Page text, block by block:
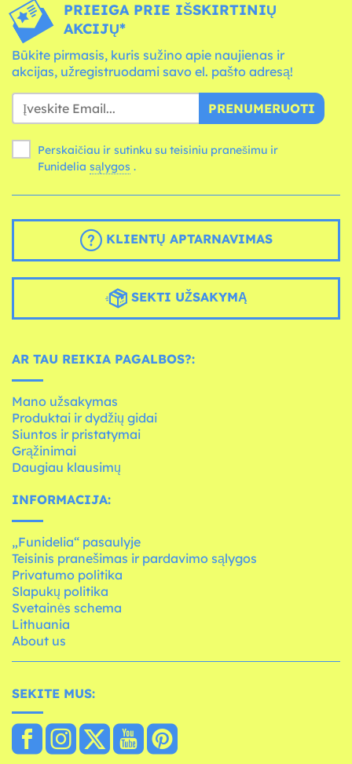
PRIEIGA PRIE IŠSKIRTINIŲ
AKCIJŲ*
Būkite pirmasis, kuris sužino apie naujienas ir
akcijas, užregistruodami savo el. pašto adresą!
PRENUMERUOTI
Perskaičiau ir sutinku su teisiniu pranešimu ir
Funidelia sąlygos .
KLIENTŲ APTARNAVIMAS
SEKTI UŽSAKYMĄ
AR TAU REIKIA PAGALBOS?:
Mano užsakymas
Produktai ir dydžių gidai
Siuntos ir pristatymai
Grąžinimai
Daugiau klausimų
INFORMACIJA:
„Funidelia“ pasaulyje
Teisinis pranešimas ir pardavimo sąlygos
Privatumo politika
Slapukų politika
Svetainės schema
Lithuania
About us
SEKITE MUS: